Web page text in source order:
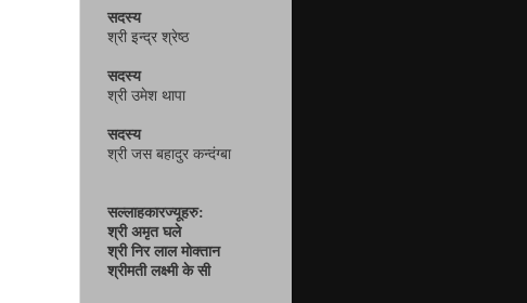
सदस्य
श्री इन्द्र श्रेष्ठ
सदस्य
श्री उमेश थापा
सदस्य
श्री जस बहादुर कन्दंग्बा
सल्लाहकारज्यूहरु:
श्री अमृत घले
श्री निर लाल मोक्तान
श्रीमती लक्ष्मी के सी